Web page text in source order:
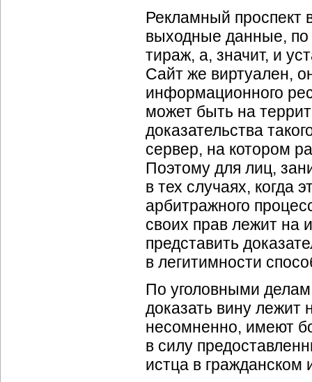
Рекламный проспект
выходные данные, по
тираж, а, значит, и
Сайт же виртуален,
информационного
может быть на
доказательства
сервер, на котором
Поэтому для лиц,
в тех случаях, когда
арбитражного
своих прав лежит на
представить
в легитимности
По уголовными
доказать вину лежит
несомненно, имеют
в силу
истца в